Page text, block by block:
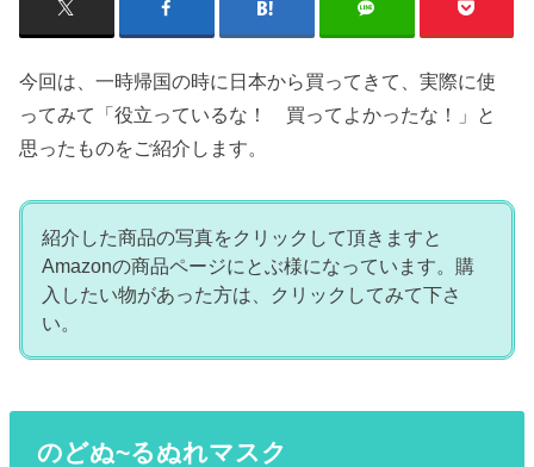
今回は、一時帰国の時に日本から買ってきて、実際に使
ってみて「役立っているな！ 買ってよかったな！」と
思ったものをご紹介します。
紹介した商品の写真をクリックして頂きますと
Amazonの商品ページにとぶ様になっています。購
入したい物があった方は、クリックしてみて下さ
い。
のどぬ~るぬれマスク